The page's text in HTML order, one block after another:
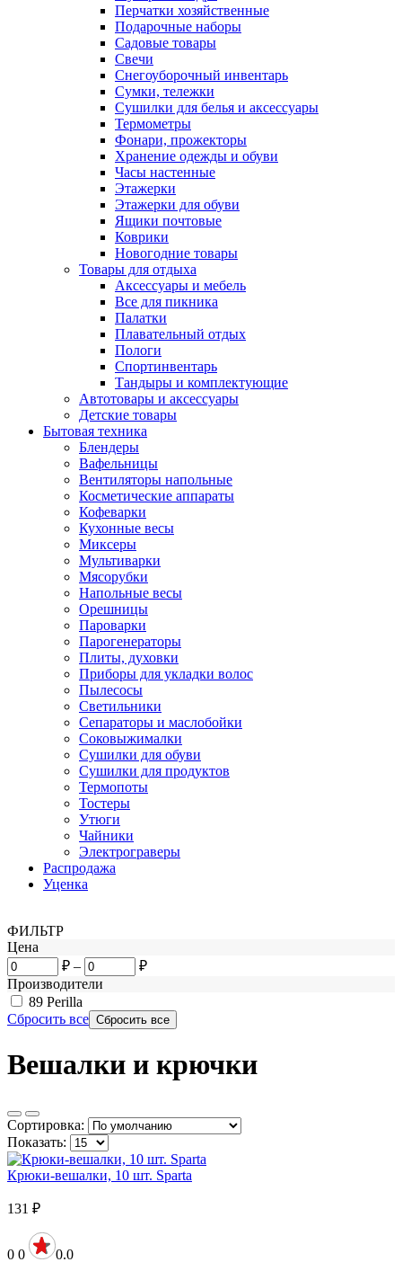
Перчатки хозяйственные
Подарочные наборы
Садовые товары
Свечи
Снегоуборочный инвентарь
Сумки, тележки
Сушилки для белья и аксессуары
Термометры
Фонари, прожекторы
Хранение одежды и обуви
Часы настенные
Этажерки
Этажерки для обуви
Ящики почтовые
Коврики
Новогодние товары
Товары для отдыха
Аксессуары и мебель
Все для пикника
Палатки
Плавательный отдых
Пологи
Спортинвентарь
Тандыры и комплектующие
Автотовары и аксессуары
Детские товары
Бытовая техника
Блендеры
Вафельницы
Вентиляторы напольные
Косметические аппараты
Кофеварки
Кухонные весы
Миксеры
Мультиварки
Мясорубки
Напольные весы
Орешницы
Пароварки
Парогенераторы
Плиты, духовки
Приборы для укладки волос
Пылесосы
Светильники
Сепараторы и маслобойки
Соковыжималки
Сушилки для обуви
Сушилки для продуктов
Термопоты
Тостеры
Утюги
Чайники
Электрограверы
Распродажа
Уценка
ФИЛЬТР
Цена
₽ –
₽
Производители
89 Perilla
Сбросить все
Вешалки и крючки
Сортировка:
Показать:
Крюки-вешалки, 10 шт. Sparta
131 ₽
0 0 0.0